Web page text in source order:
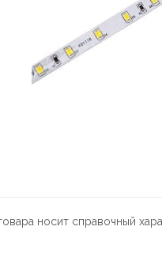
носит справочный